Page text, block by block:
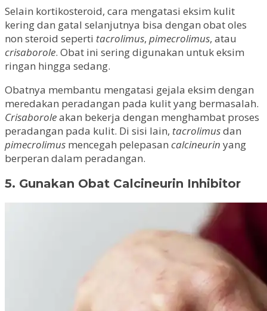
Selain kortikosteroid, cara mengatasi eksim kulit
kering dan gatal selanjutnya bisa dengan obat oles
non steroid seperti tacrolimus, pimecrolimus, atau
crisaborole. Obat ini sering digunakan untuk eksim
ringan hingga sedang.
Obatnya membantu mengatasi gejala eksim dengan
meredakan peradangan pada kulit yang bermasalah.
Crisaboroleakan bekerja dengan menghambat proses
peradangan pada kulit. Di sisi lain, tacrolimusdan
pimecrolimus mencegah pelepasan calcineurin yang
berperan dalam peradangan.
5. Gunakan Obat Calcineurin Inhibitor